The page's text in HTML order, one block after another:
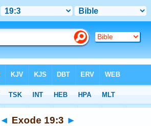
◄ Exode 19:3 ►